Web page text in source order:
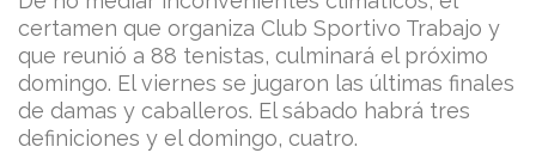
certamen que organiza Club Sportivo Trabajo y
que reunió a 88 tenistas, culminará el próximo
domingo. El viernes se jugaron las últimas finales
de damas y caballeros. El sábado habrá tres
definiciones y el domingo, cuatro.